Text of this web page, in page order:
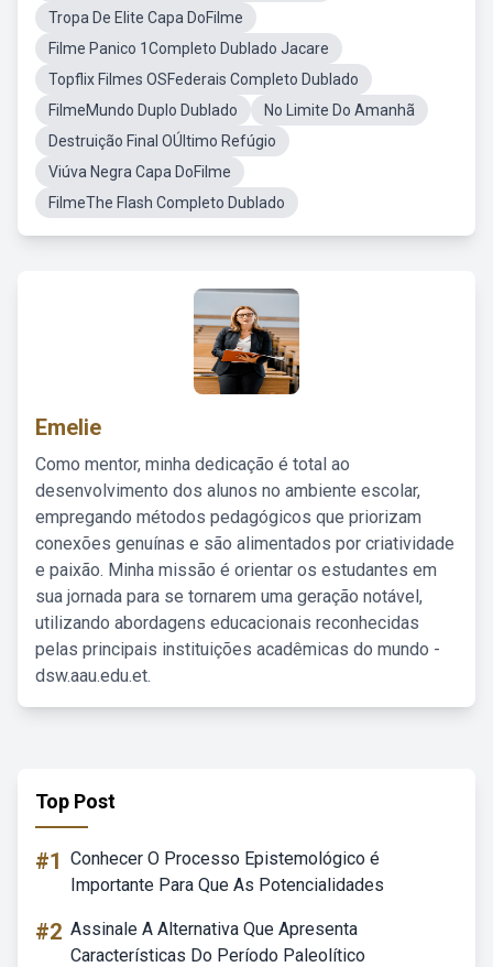
Tropa De Elite Capa DoFilme
Filme Panico 1Completo Dublado Jacare
Topflix Filmes OSFederais Completo Dublado
FilmeMundo Duplo Dublado
No Limite Do Amanhã
Destruição Final OÚltimo Refúgio
Viúva Negra Capa DoFilme
FilmeThe Flash Completo Dublado
Emelie
Como mentor, minha dedicação é total ao
desenvolvimento dos alunos no ambiente escolar,
empregando métodos pedagógicos que priorizam
conexões genuínas e são alimentados por criatividade
e paixão. Minha missão é orientar os estudantes em
sua jornada para se tornarem uma geração notável,
utilizando abordagens educacionais reconhecidas
pelas principais instituições acadêmicas do mundo -
dsw.aau.edu.et.
Top Post
#1 Conhecer O Processo Epistemológico é
Importante Para Que As Potencialidades
#2 Assinale A Alternativa Que Apresenta
Características Do Período Paleolítico